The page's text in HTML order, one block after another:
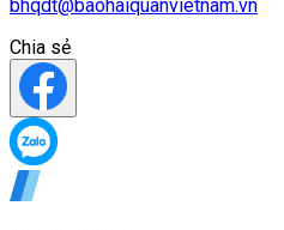
bhqdt@baohaiquanvietnam.vn
Chia sẻ